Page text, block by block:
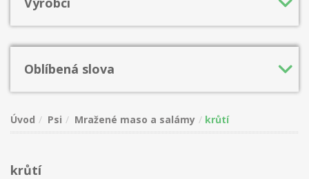
Oblíbená slova
Úvod Psi Mražené maso a salámy krůtí
krůtí